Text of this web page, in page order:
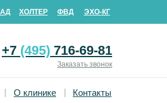
ФВД
ХОЛТЕР ЭХО-КГ
+7 (495) 716-69-81
Заказать звонок
О клинике Контакты
|
|